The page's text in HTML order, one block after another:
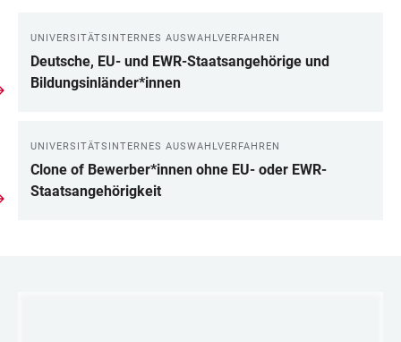
LINKS
UNIVERSITÄTSINTERNES AUSWAHLVERFAHREN
Deutsche, EU- und EWR-Staatsangehörige und
Bildungsinländer*innen
UNIVERSITÄTSINTERNES AUSWAHLVERFAHREN
Clone of Bewerber*innen ohne EU- oder EWR-
Staatsangehörigkeit